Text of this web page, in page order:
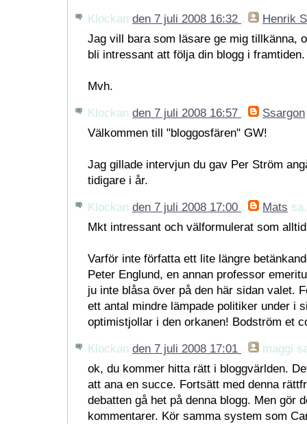
Klockan den 7 juli 2008 16:32 ,
Henrik
Jag vill bara som läsare ge mig tillkänna,
bli intressant att följa din blogg i framtiden.
Mvh.
Klockan den 7 juli 2008 16:57 , Ssargon
Välkommen till "bloggosfären" GW!
Jag gillade intervjun du gav Per Ström
tidigare i år.
Klockan den 7 juli 2008 17:00 , Mats
Mkt intressant och välformulerat som
Varför inte författa ett lite längre
Peter Englund, en annan professor
ju inte blåsa över på den här sidan valet.
ett antal mindre lämpade politiker under i
optimistjollar i den orkanen! Bodström et
Klockan den 7 juli 2008 17:01 , maggi
ok, du kommer hitta rätt i bloggvärlden.
att ana en succe. Fortsätt med denna
debatten gå het på denna blogg. Men gör
kommentarer. Kör samma system som